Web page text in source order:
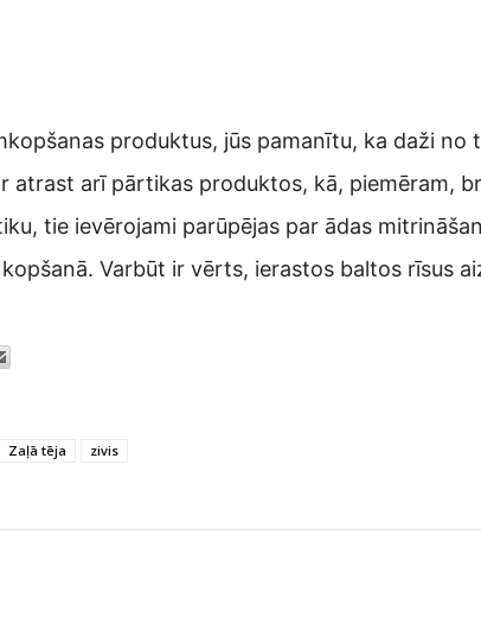
produktus, jūs pamanītu, ka daži no
atrast arī pārtikas produktos, kā, piemēram,
tie ievērojami parūpējas par ādas
Varbūt ir vērts, ierastos baltos rīsus
Zaļā tēja zivis